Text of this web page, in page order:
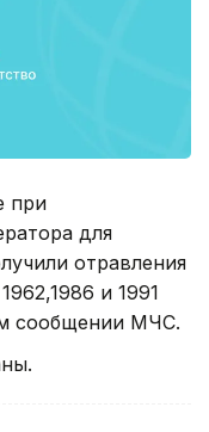
при
для
отравления
и 1991
сообщении МЧС.